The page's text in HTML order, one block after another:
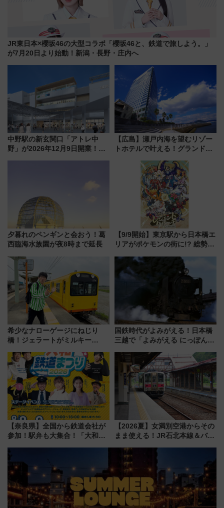
JR東日本×櫻坂46の大型コラボ「櫻坂46と、鉄道で旅しよう。」
が7月20日より始動！新潟・長野・庄内へ
中野駅の新玄関口「アトレ中
野」が2026年12月9日開業！新
【広島】瀬戸内海を望むリゾー
トホテルで叶える！グランドプ
ディング＆カジュアルパーティ
ープラン
夕暮れのペンギンと会おう！葛
西臨海水族園が夜8時まで延長
【9/9開始】東京駅から日本橋エ
リアがポケモンの街に!? 総勢
リサーチ」本格謎解き・グッズ
情報まとめ
希少なナローゲージにねじり
橋！ジェラートがミルキー
278回目の舞台は「三岐鉄道北
勢線」
国鉄時代がよみがえる！日本橋
三越で「よみがえる にっぽんの
敬の名作写真も、駅弁フェスも
同時開催！
【奈良県】全国から鉄道会社が
参加！駅弁も大集合！「大和鉄
に開催決定
【2026夏】女満別空港からその
まま使える！JR石北本線＆バス
ーパス」でおトクに道東観光
（8/3発売）